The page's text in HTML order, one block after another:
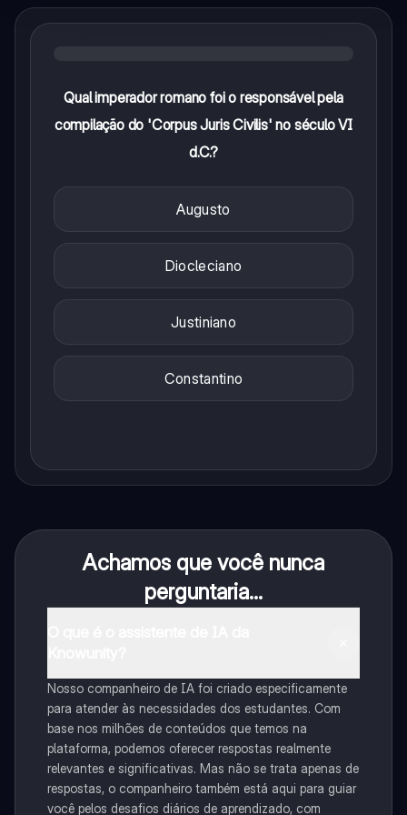
Qual imperador romano foi o responsável pela
compilação do 'Corpus Juris Civilis' no século VI
d.C.?
Augusto
Diocleciano
Justiniano
Constantino
Achamos que você nunca
perguntaria...
Nosso companheiro de IA foi criado especificamente
para atender às necessidades dos estudantes. Com
base nos milhões de conteúdos que temos na
plataforma, podemos oferecer respostas realmente
relevantes e significativas. Mas não se trata apenas de
respostas, o companheiro também está aqui para guiar
você pelos desafios diários de aprendizado, com